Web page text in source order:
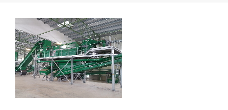
Новости компании
Мировые новости
О нас
Контакты
Оставить заявку